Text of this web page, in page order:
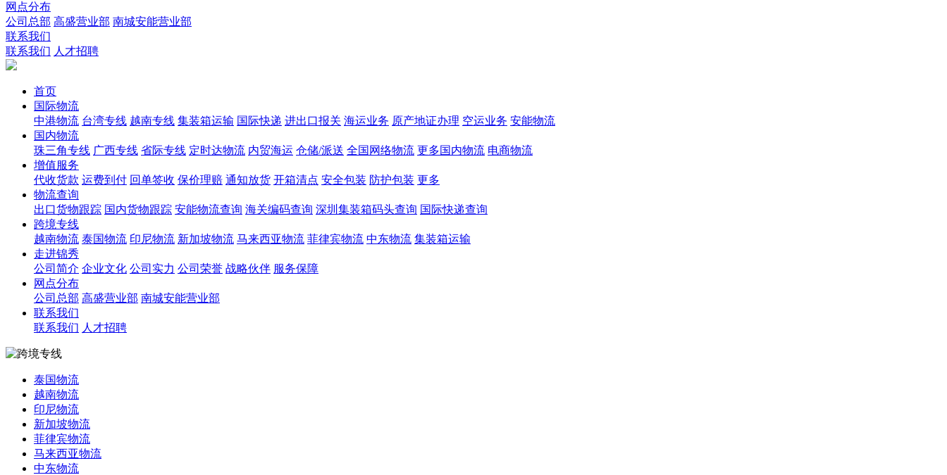
网点分布
公司总部 高盛营业部 南城安能营业部
联系我们
联系我们 人才招聘
首页
国际物流
中港物流 台湾专线 越南专线 集装箱运输 国际快递 进出口报关 海运业务 原产地证办理 空运业务 安能物流
国内物流
珠三角专线 广西专线 省际专线 定时达物流 内贸海运 仓储/派送 全国网络物流 更多国内物流 电商物流
增值服务
代收货款 运费到付 回单签收 保价理赔 通知放货 开箱清点 安全包装 防护包装 更多
物流查询
出口货物跟踪 国内货物跟踪 安能物流查询 海关编码查询 深圳集装箱码头查询 国际快递查询
跨境专线
越南物流 泰国物流 印尼物流 新加坡物流 马来西亚物流 菲律宾物流 中东物流 集装箱运输
走进锦秀
公司简介 企业文化 公司实力 公司荣誉 战略伙伴 服务保障
网点分布
公司总部 高盛营业部 南城安能营业部
联系我们
联系我们 人才招聘
泰国物流
越南物流
印尼物流
新加坡物流
菲律宾物流
马来西亚物流
中东物流